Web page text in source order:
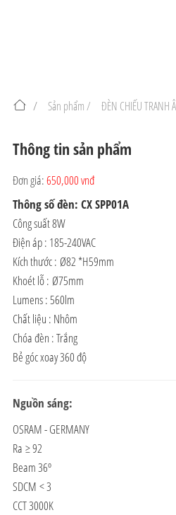
/ Sản phẩm / ĐÈN CHIẾU TRANH
Thông tin sản phẩm
Đơn giá:650,000 vnđ
Thông số đèn: CX SPP01A
Công suất 8W
Điện áp : 185-240VAC
Kích thước : Ø82 *H59mm
Khoét lỗ : Ø75mm
Lumens : 560lm
Chất liệu : Nhôm
Chóa đèn : Trắng
Bẻ góc xoay 360 độ
Nguồn sáng:
OSRAM - GERMANY
Ra ≥ 92
Beam 36º
SDCM < 3
CCT 3000K